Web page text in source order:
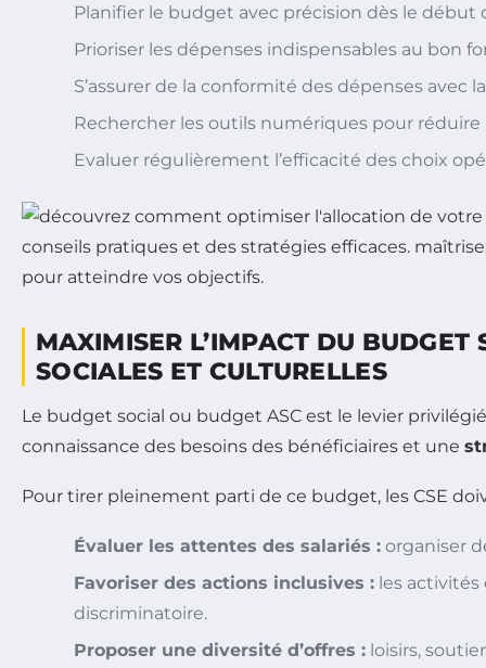
Planifier le budget avec précision dès le début
Prioriser les dépenses indispensables au bon
S’assurer de la conformité des dépenses avec
Rechercher les outils numériques pour réduire
Evaluer régulièrement l’efficacité des choix
MAXIMISER L’IMPACT DU
SOCIALES ET CULTURELLES
Le budget social ou budget ASC est le levier
connaissance des besoins des bénéficiaires et une
Pour tirer pleinement parti de ce budget, les CSE
Évaluer les attentes des salariés : organiser
Favoriser des actions inclusives : les activités
discriminatoire.
Proposer une diversité d’offres : loisirs,